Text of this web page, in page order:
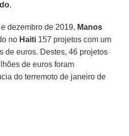
.
dezembro de 2019, Manos
no Haiti 157 projetos com um
de euros. Destes, 46 projetos
de euros foram
do terremoto de janeiro de